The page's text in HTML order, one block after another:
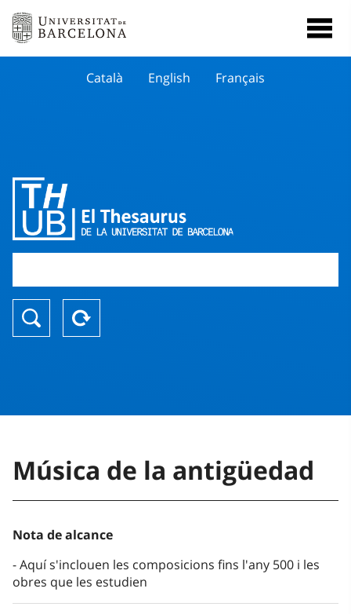
Català English Français
Música de la antigüedad
Nota de alcance
Aquí s'inclouen les composicions fins l'any 500 i les
obres que les estudien